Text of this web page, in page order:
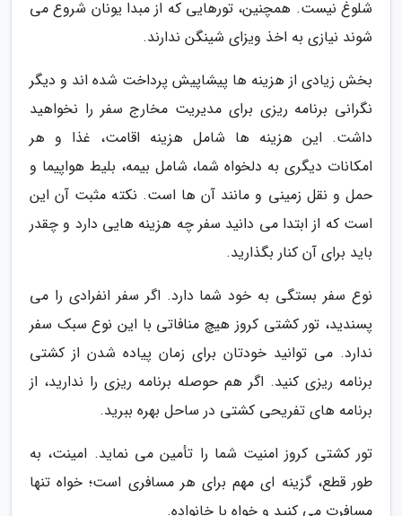
شلوغ نیست. همچنین، تورهایی که از مبدا یونان شروع می
شوند نیازی به اخذ ویزای شینگن ندارند.
بخش زیادی از هزینه ها پیشاپیش پرداخت شده اند و دیگر
نگرانی برنامه ریزی برای مدیریت مخارج سفر را نخواهید
داشت. این هزینه ها شامل هزینه اقامت، غذا و هر
امکانات دیگری به دلخواه شما، شامل بیمه، بلیط هواپیما و
حمل و نقل زمینی و مانند آن ها است. نکته مثبت آن این
است که از ابتدا می دانید سفر چه هزینه هایی دارد و چقدر
باید برای آن کنار بگذارید.
نوع سفر بستگی به خود شما دارد. اگر سفر انفرادی را می
پسندید، تور کشتی کروز هیچ منافاتی با این نوع سبک سفر
ندارد. می توانید خودتان برای زمان پیاده شدن از کشتی
برنامه ریزی کنید. اگر هم حوصله برنامه ریزی را ندارید، از
برنامه های تفریحی کشتی در ساحل بهره ببرید.
تور کشتی کروز امنیت شما را تأمین می نماید. امینت، به
طور قطع، گزینه ای مهم برای هر مسافری است؛ خواه تنها
مسافرت می کنید و خواه با خانواده.